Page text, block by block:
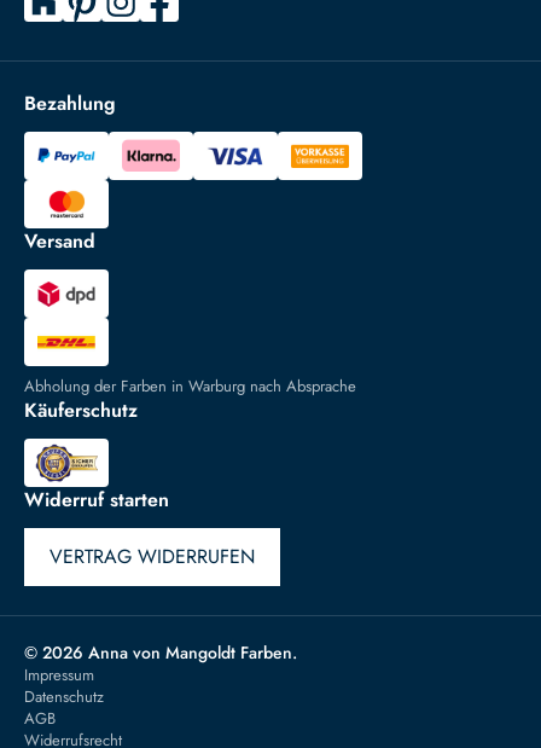
Bezahlung
Versand
Abholung der Farben in Warburg nach Absprache
Käuferschutz
Widerruf starten
VERTRAG WIDERRUFEN
© 2026 Anna von Mangoldt Farben.
Impressum
Datenschutz
AGB
Widerrufsrecht